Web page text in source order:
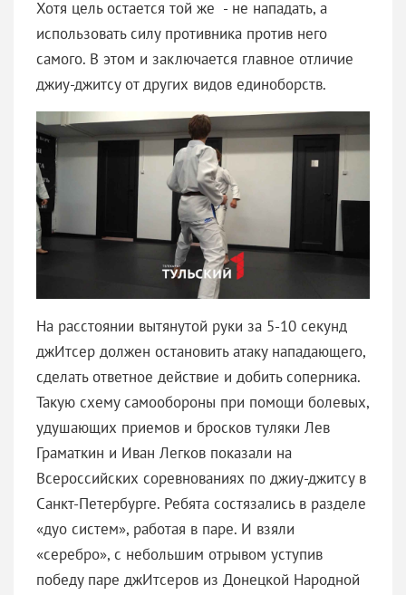
Хотя цель остается той же - не нападать, а
использовать силу противника против него
самого. В этом и заключается главное отличие
джиу-джитсу от других видов единоборств.
На расстоянии вытянутой руки за 5-10 секунд
джИтсер должен остановить атаку нападающего,
сделать ответное действие и добить соперника.
Такую схему самообороны при помощи болевых,
удушающих приемов и бросков туляки Лев
Граматкин и Иван Легков показали на
Всероссийских соревнованиях по джиу-джитсу в
Санкт-Петербурге. Ребята состязались в разделе
«дуо систем», работая в паре. И взяли
«серебро», с небольшим отрывом уступив
победу паре джИтсеров из Донецкой Народной